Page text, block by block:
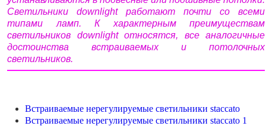
Светильники downlight работают почти со всеми
типами ламп. К характерным преимуществам
светильников downlight относятся, все аналогичные
достоинства встраиваемых и потолочных
светильников.
Встраиваемые нерегулируемые светильники staccato
Встраиваемые нерегулируемые светильники staccato 1